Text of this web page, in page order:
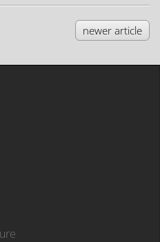
newer article